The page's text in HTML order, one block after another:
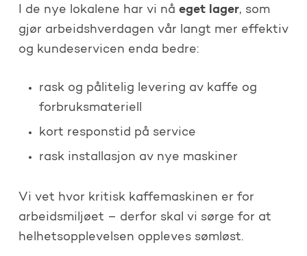
I de nye lokalene har vi nå eget lager, som
gjør arbeidshverdagen vår langt mer effektiv
og kundeservicen enda bedre:
rask og pålitelig levering av kaffe og
forbruksmateriell
kort responstid på service
rask installasjon av nye maskiner
Vi vet hvor kritisk kaffemaskinen er for
arbeidsmiljøet – derfor skal vi sørge for at
helhetsopplevelsen oppleves sømløst.